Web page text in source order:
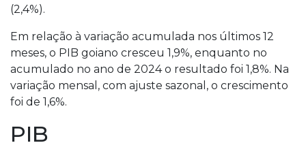
(2,4%).
Em relação à variação acumulada nos últimos 12
meses, o PIB goiano cresceu 1,9%, enquanto no
acumulado no ano de 2024 o resultado foi 1,8%. Na
variação mensal, com ajuste sazonal, o crescimento
foi de 1,6%.
PIB